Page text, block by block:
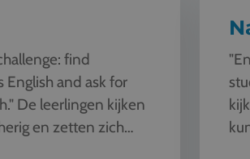
find
English and ask for
De leerlingen kijken
en zetten zich